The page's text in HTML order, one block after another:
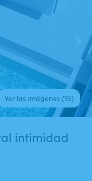
Ver las imágenes (15)
intimidad